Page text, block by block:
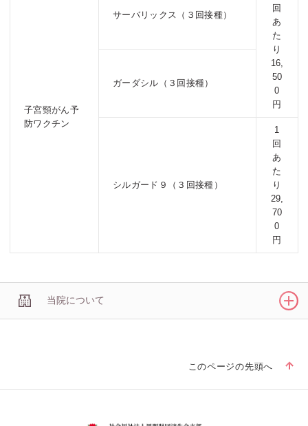
当院について
子宮頸がん予
防ワクチン
サーバリックス（３回接種）
回
あ
た
り
16,
50
0
円
ガーダシル（３回接種）
シルガード９（３回接種）
1
回
あ
た
り
29,
70
0
円
このページの先頭へ